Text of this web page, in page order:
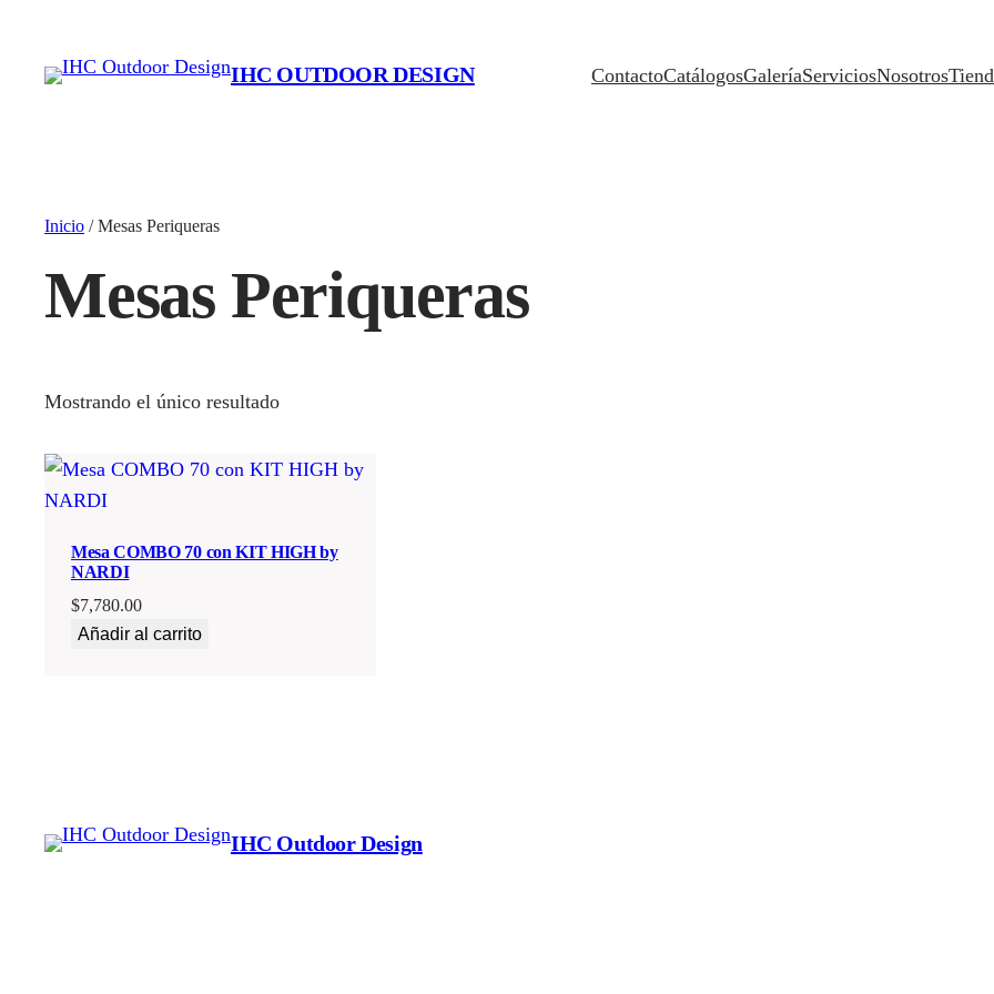
IHC OUTDOOR DESIGN ContactoCatálogosGaleríaServiciosNosotros
Inicio / Mesas Periqueras
Mesas Periqueras
Mostrando el único resultado
Mesa COMBO 70 con KIT HIGH by
NARDI
$7,780.00
Añadir al carrito
IHC Outdoor Design